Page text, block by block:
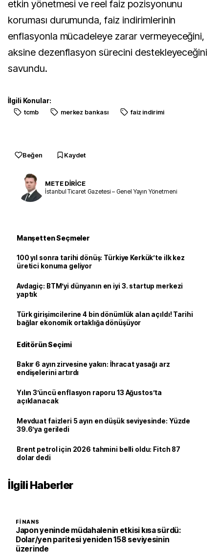
etkin yönetmesi ve reel faiz pozisyonunu
koruması durumunda, faiz indirimlerinin
enflasyonla mücadeleye zarar vermeyeceğini,
aksine dezenflasyon sürecini destekleyeceğini
savundu.
İlgili Konular:
tcmb merkez bankası faiz indirimi
Beğen Kaydet
METE DİRİCE
İstanbul Ticaret Gazetesi – Genel Yayın Yönetmeni
Manşetten Seçmeler
100 yıl sonra tarihi dönüş: Türkiye Kerkük’te ilk kez
üretici konuma geliyor
Avdagiç: BTM’yi dünyanın en iyi 3. startup merkezi
yaptık
Türk girişimcilerine 4 bin dönümlük alan açıldı! Tarihi
bağlar ekonomik ortaklığa dönüşüyor
Editörün Seçimi
Bakır 6 ayın zirvesine yakın: İhracat yasağı arz
endişelerini artırdı
Yılın 3’üncü enflasyon raporu 13 Ağustos’ta
açıklanacak
Mevduat faizleri 5 ayın en düşük seviyesinde: Yüzde
39.6’ya geriledi
Brent petrol için 2026 tahmini belli oldu: Fitch 87
dolar dedi
İlgili Haberler
FINANS
Japon yeninde müdahalenin etkisi kısa sürdü:
Dolar/yen paritesi yeniden 158 seviyesinin
üzerinde